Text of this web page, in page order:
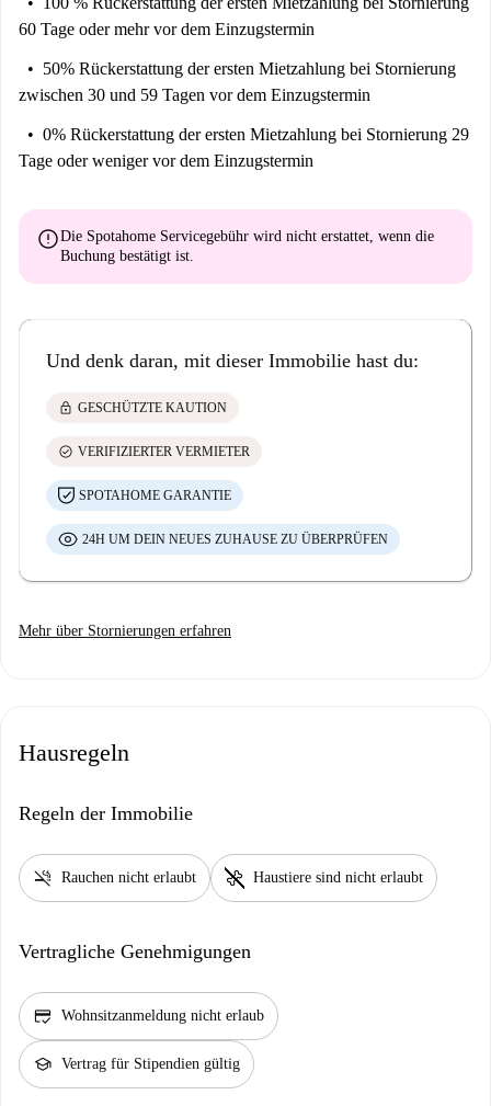
60 Tage oder mehr vor dem Einzugstermin
50% Rückerstattung der ersten Mietzahlung bei Stornierung
zwischen 30 und 59 Tagen vor dem Einzugstermin
0% Rückerstattung der ersten Mietzahlung bei Stornierung 29
Tage oder weniger vor dem Einzugstermin
errorDie Spotahome Servicegebühr wird nicht erstattet, wenn die
Buchung bestätigt ist.
Und denk daran, mit dieser Immobilie hast du:
lock GESCHÜTZTE KAUTION
check_circle VERIFIZIERTER VERMIETER
SPOTAHOME GARANTIE
24H UM DEIN NEUES ZUHAUSE ZU ÜBERPRÜFEN
Mehr über Stornierungen erfahren
Hausregeln
Regeln der Immobilie
smoke_free Rauchen nicht erlaubt pet_supplies Haustiere sind nicht erlaubt
Vertragliche Genehmigungen
credit_score Wohnsitzanmeldung nicht erlaub
school Vertrag für Stipendien gültig